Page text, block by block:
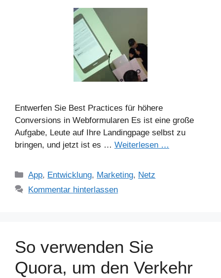
Entwerfen Sie Best Practices für höhere
Conversions in Webformularen Es ist eine große
Aufgabe, Leute auf Ihre Landingpage selbst zu
bringen, und jetzt ist es … Weiterlesen …
Kategorien
App, Entwicklung, Marketing, Netz
Kommentar hinterlassen
So verwenden Sie
Quora, um den Verkehr